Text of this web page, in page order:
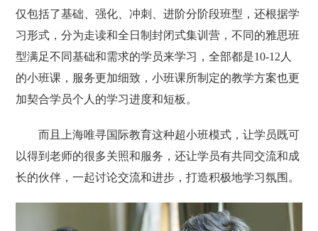
仅包括了基础、强化、冲刺、进阶分阶段班型，还根据学
习形式，分为走读和全日制封闭式集训营，不同的雅思班
型满足不同基础和需求的学员来学习，全部都是10-12人
的小班课，服务更加细致，小班课所制定的教学方案也更
加契合学员个人的学习进度和短板。
而且上海唯寻国际教育这种超小班模式，让学员既可
以得到老师的很多关照和服务，还让学员有共同交流和成
长的伙伴，一起讨论交流和进步，打造积极地学习氛围。